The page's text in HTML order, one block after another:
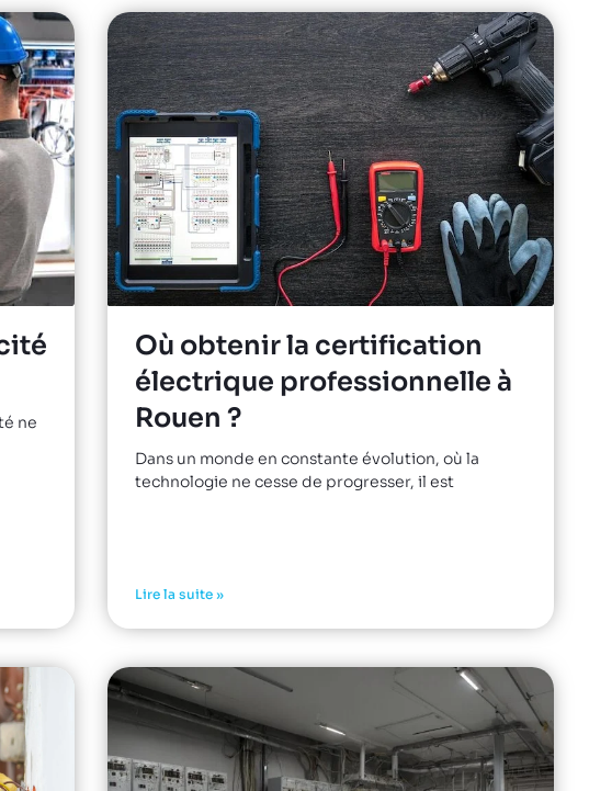
ne
Où obtenir la certification
électrique professionnelle à
Rouen ?
Dans un monde en constante évolution, où la
technologie ne cesse de progresser, il est
Lire la suite »